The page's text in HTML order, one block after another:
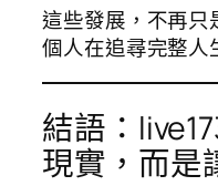
這些發展，不再只
個人在追尋完整人
結語：
現實，而是